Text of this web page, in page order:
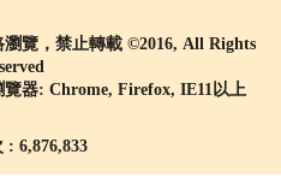
覽，禁止轉載 ©2016, All Rights
器: Chrome, Firefox, IE11以上
: 6,876,833